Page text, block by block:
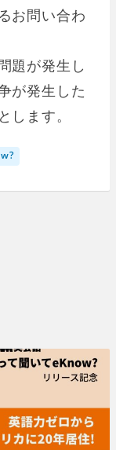
お問い合わ
題が発生し
が発生した
します。